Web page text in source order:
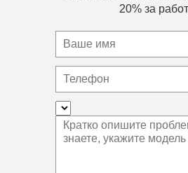
20% за